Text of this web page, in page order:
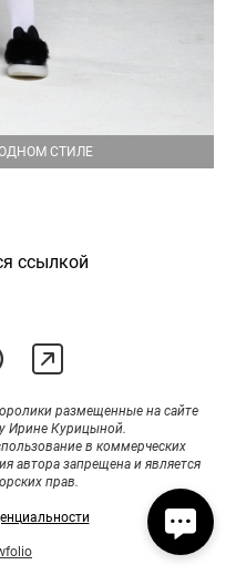
СТИЛЕ
ссылкой
размещенные на сайте
Ирине Курицыной.
в коммерческих
автора запрещена и является
прав.